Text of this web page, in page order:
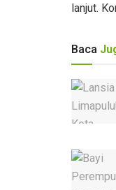
lanjut.
Baca